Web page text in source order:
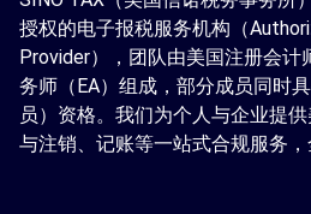
授权的电子报税服务机构（
Provider），团队由美国注册会计
务师（EA）组成，部分成员同时
员）资格。我们为个人与企业提
与注销、记账等一站式合规服务，